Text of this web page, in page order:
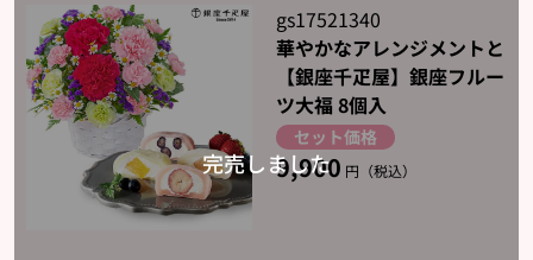
gs17521340
華やかなアレンジメントと
【銀座千疋屋】銀座フルー
ツ大福 8個入
セット価格
9,900 円（税込）